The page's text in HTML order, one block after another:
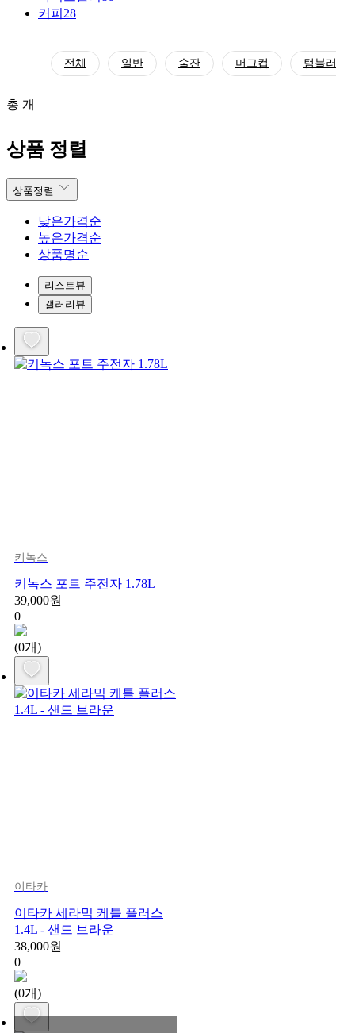
커피 28
전체 일반 술잔 머그컵 텀블러
총 개
상품 정렬
상품정렬
낮은가격순
높은가격순
상품명순
리스트뷰
갤러리뷰
키녹스
키녹스 포트 주전자 1.78L
39,000원
0
(0개)
이타카
이타카 세라믹 케틀 플러스
1.4L - 샌드 브라운
38,000원
0
(0개)